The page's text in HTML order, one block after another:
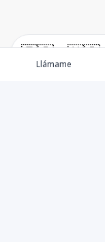
🇪🇸 🇺🇸
Llámame